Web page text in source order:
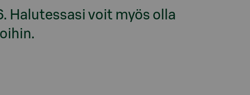
Halutessasi voit myös olla